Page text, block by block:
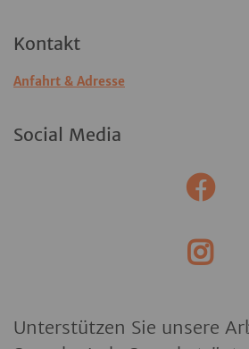
Kontakt
Anfahrt & Adresse
Social Media
Unterstützen Sie unsere